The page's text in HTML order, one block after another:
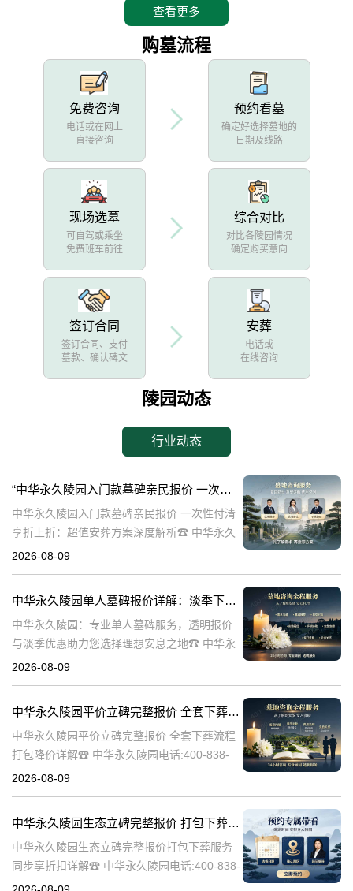
查看更多
购墓流程
免费咨询
电话或在网上
直接咨询
预约看墓
确定好选择墓地的
日期及线路
现场选墓
可自驾或乘坐
免费班车前往
综合对比
对比各陵园情况
确定购买意向
签订合同
签订合同、支付
墓款、确认碑文
安葬
电话或
在线咨询
陵园动态
行业动态
“中华永久陵园入门款墓碑亲民报价 一次性付清享折上折：超值安葬方案深度解析”
中华永久陵园入门款墓碑亲民报价 一次性付清
享折上折：超值安葬方案深度解析☎ 中华永久
陵园电话:400-838-5063在人生的旅程中，我们
2026-08-09
中华永久陵园单人墓碑报价详解：淡季下单享数千元优惠
中华永久陵园：专业单人墓碑服务，透明报价
与淡季优惠助力您选择理想安息之地☎ 中华永
久陵园电话:400-838-5063中华永久陵园，作为
2026-08-09
中华永久陵园平价立碑完整报价 全套下葬流程打包降价详解
中华永久陵园平价立碑完整报价 全套下葬流程
打包降价详解☎ 中华永久陵园电话:400-838-
5063在人生的旅途中，每个人都会经历生老病
2026-08-09
中华永久陵园生态立碑完整报价 打包下葬服务同步享折扣详解
中华永久陵园生态立碑完整报价打包下葬服务
同步享折扣详解☎ 中华永久陵园电话:400-838-
5063中华永久陵园作为国内知名的陵园之一，